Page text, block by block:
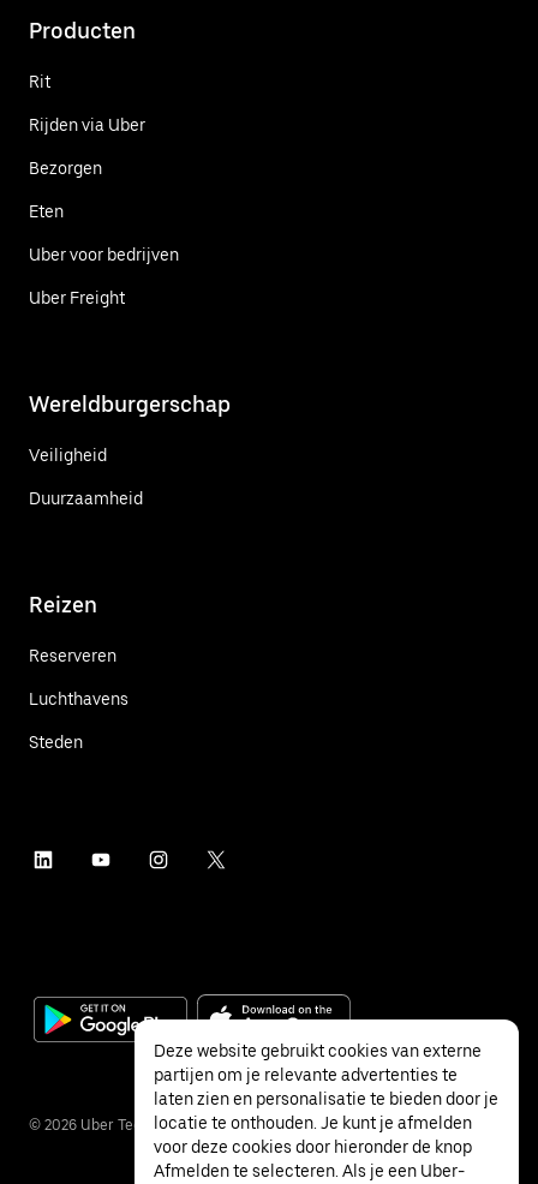
Producten
Rit
Rijden via Uber
Bezorgen
Eten
Uber voor bedrijven
Uber Freight
Wereldburgerschap
Veiligheid
Duurzaamheid
Reizen
Reserveren
Luchthavens
Steden
© 2026 Uber Technologies Inc.
Deze website gebruikt cookies van externe
partijen om je relevante advertenties te
laten zien en personalisatie te bieden door je
locatie te onthouden. Je kunt je afmelden
voor deze cookies door hieronder de knop
Afmelden te selecteren. Als je een Uber-